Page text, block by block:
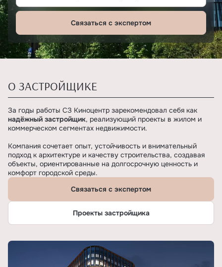
Связаться с экспертом
О ЗАСТРОЙЩИКЕ
За годы работы СЗ Киноцентр зарекомендовал себя как
надёжный застройщик, реализующий проекты в жилом и
коммерческом сегментах недвижимости.
Компания сочетает опыт, устойчивость и внимательный
подход к архитектуре и качеству строительства, создавая
объекты, ориентированные на долгосрочную ценность и
комфорт городской среды.
Связаться с экспертом
Проекты застройщика